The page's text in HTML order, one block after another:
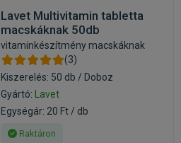
Lavet Multivitamin tabletta
macskáknak 50db
vitaminkészítmény macskáknak
(3)
Kiszerelés: 50 db / Doboz
Gyártó:
Lavet
Egységár: 20 Ft / db
Raktáron